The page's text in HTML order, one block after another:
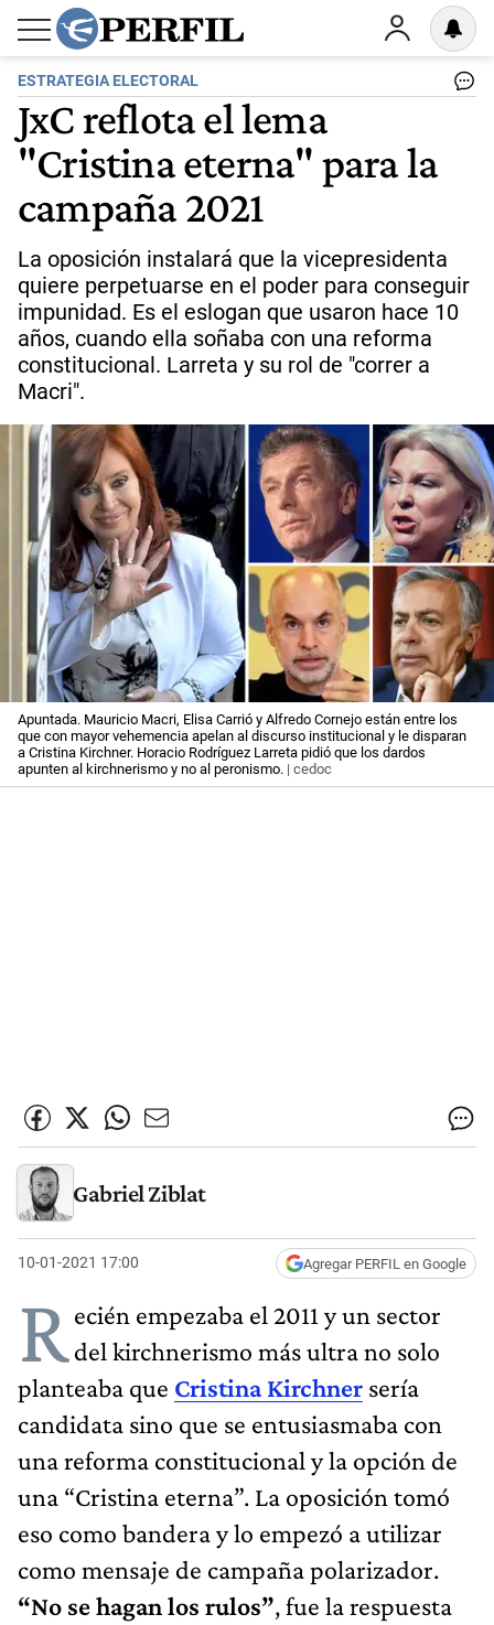
ESTRATEGIA ELECTORAL
JxC reflota el lema
"Cristina eterna" para la
campaña 2021
La oposición instalará que la vicepresidenta
quiere perpetuarse en el poder para conseguir
impunidad. Es el eslogan que usaron hace 10
años, cuando ella soñaba con una reforma
constitucional. Larreta y su rol de "correr a
Macri".
Apuntada. Mauricio Macri, Elisa Carrió y Alfredo Cornejo están entre los
que con mayor vehemencia apelan al discurso institucional y le disparan
a Cristina Kirchner. Horacio Rodríguez Larreta pidió que los dardos
apunten al kirchnerismo y no al peronismo. | cedoc
Gabriel Ziblat
10-01-2021 17:00 Agregar PERFIL en Google
Recién empezaba el 2011 y un sector
del kirchnerismo más ultra no solo
planteaba que Cristina Kirchner sería
candidata sino que se entusiasmaba con
una reforma constitucional y la opción de
una “Cristina eterna”. La oposición tomó
eso como bandera y lo empezó a utilizar
como mensaje de campaña polarizador.
“No se hagan los rulos”, fue la respuesta